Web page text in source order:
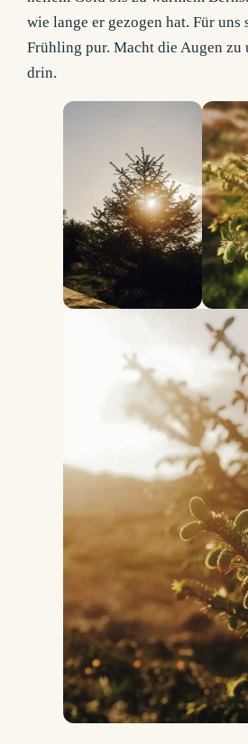
wie lange er gezogen hat. Für uns
Frühling pur. Macht die Augen zu
drin.